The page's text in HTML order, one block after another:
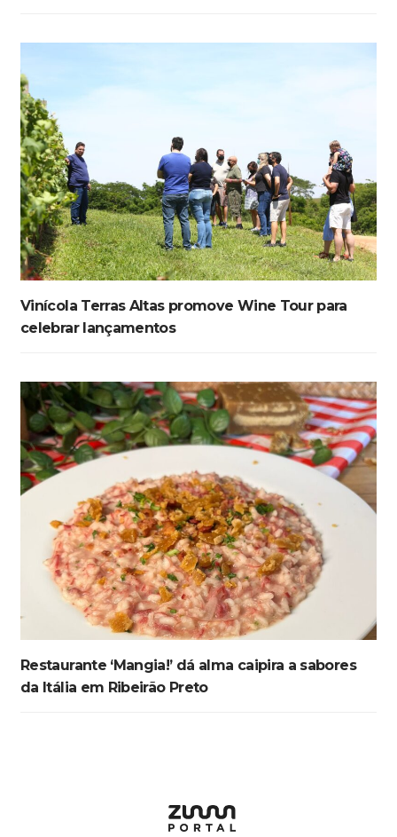
Vinícola Terras Altas promove Wine Tour para
celebrar lançamentos
Restaurante ‘Mangia!’ dá alma caipira a sabores
da Itália em Ribeirão Preto